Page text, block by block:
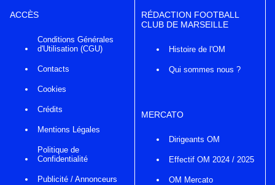
ACCÈS
Conditions Générales
d'Utilisation (CGU)
Contacts
Cookies
Crédits
Mentions Légales
Politique de
Confidentialité
Publicité / Annonceurs
RÉDACTION FOOTBALL
CLUB DE MARSEILLE
Histoire de l'OM
Qui sommes nous ?
MERCATO
Dirigeants OM
Effectif OM 2024 / 2025
OM Mercato